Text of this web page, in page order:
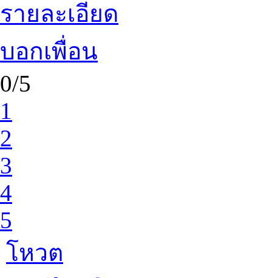
รายละเอียด
บอกเพื่อน
0/5
1
2
3
4
5
โหวต